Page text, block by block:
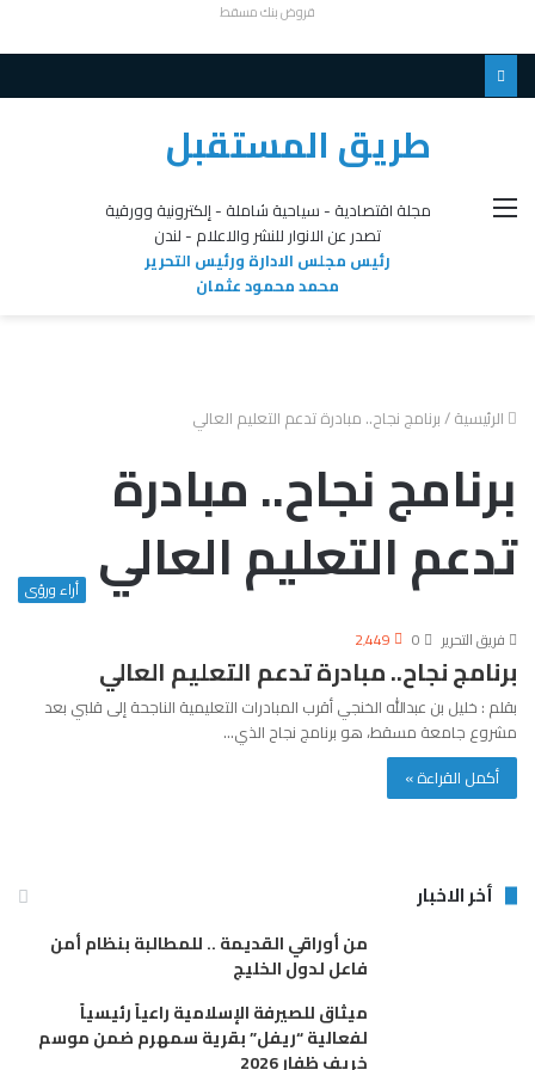
قروض بنك مسقط
طريق المستقبل
مجلة اقتصادية - سياحية شاملة - إلكترونية وورقية
تصدر عن الانوار للنشر والاعلام - لندن
رئيس مجلس الادارة ورئيس التحرير
محمد محمود عثمان
القائمة
الرئيسية/برنامج نجاح.. مبادرة تدعم التعليم العالي
برنامج نجاح.. مبادرة
تدعم التعليم العالي
أراء ورؤى
فريق التحرير
0 2٬449
برنامج نجاح.. مبادرة تدعم التعليم العالي
بقلم : خليل بن عبدالله الخنجي أقرب المبادرات التعليمية الناجحة إلى قلبي بعد
مشروع جامعة مسقط، هو برنامج نجاح الذي…
أكمل القراءة »
أخر الاخبار
من أوراقي القديمة .. للمطالبة بنظام أمن
فاعل لدول الخليج
ميثاق للصيرفة الإسلامية راعياً رئيسياً
لفعالية “ريفل” بقرية سمهرم ضمن موسم
خريف ظفار 2026